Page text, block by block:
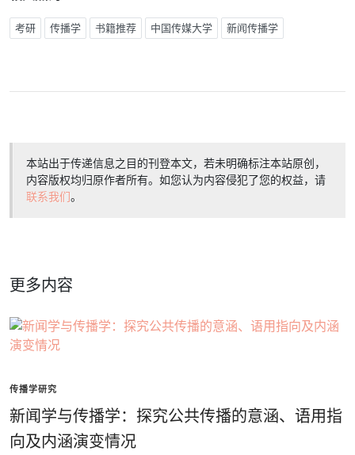
考研 传播学 书籍推荐 中国传媒大学 新闻传播学
本站出于传递信息之目的刊登本文，若未明确标注本站原创，
内容版权均归原作者所有。如您认为内容侵犯了您的权益，请
联系我们。
更多内容
传播学研究
新闻学与传播学：探究公共传播的意涵、语用指
向及内涵演变情况